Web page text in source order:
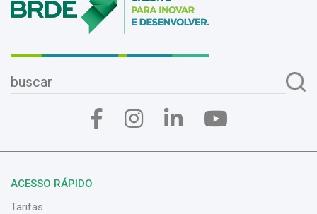
ACESSO RÁPIDO
Tarifas